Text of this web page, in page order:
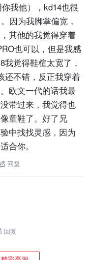
我他），kd14也很
因为我脚掌偏宽，
其他的我觉得穿着
也可以，但是我感
觉得鞋楦太宽了，
还不错，反正我穿着
欧文一代的话我最
带过来，我觉得也
童鞋了。好了兄
中找找灵感，因为
合你。
回复
回复